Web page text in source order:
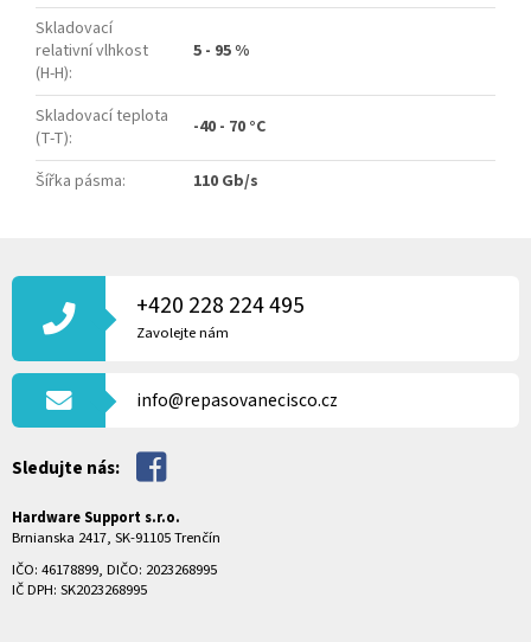
Skladovací
relativní vlhkost
(H-H):
5 - 95 %
Skladovací teplota
(T-T): -40 - 70 °C
Šířka pásma: 110 Gb/s
Á
T
+420 228 224 495
Zavolejte nám
info@repasovanecisco.cz
Sledujte nás:
Hardware Support s.r.o.
Brnianska 2417, SK-91105 Trenčín
IČO: 46178899, DIČO: 2023268995
IČ DPH: SK2023268995